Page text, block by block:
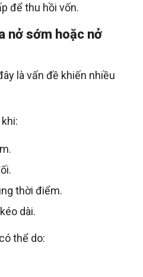
để thu hồi vốn.
nở sớm hoặc nở
là vấn đề khiến nhiều
thời điểm.
dài.
thể do: